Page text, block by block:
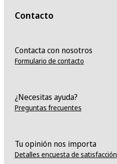
Contacto
Contacta con nosotros
Formulario de contacto
¿Necesitas ayuda?
Preguntas frecuentes
Tu opinión nos importa
Detalles encuesta de satisfacción